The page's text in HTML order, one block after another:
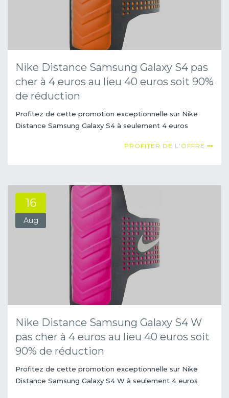
Nike Distance Samsung Galaxy S4 pas
cher à 4 euros au lieu 40 euros soit 90%
de réduction
Profitez de cette promotion exceptionnelle sur Nike
Distance Samsung Galaxy S4 à seulement 4 euros
PROFITER DE L'OFFRE
16
Aug
Nike Distance Samsung Galaxy S4 W
pas cher à 4 euros au lieu 40 euros soit
90% de réduction
Profitez de cette promotion exceptionnelle sur Nike
Distance Samsung Galaxy S4 W à seulement 4 euros